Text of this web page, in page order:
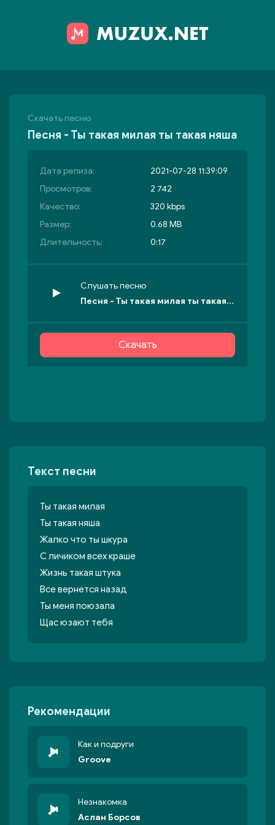
Скачать песню
Песня - Ты такая милая ты такая няша
Дата релиза:
2021-07-28 11:39:09
Просмотров:
2 742
Качество:
320 kbps
Размер:
0.68 MB
Длительность:
0:17
Слушать песню
Песня - Ты такая милая ты такая няша
Скачать
Текст песни
Ты такая милая
Ты такая няша
Жалко что ты шкура
С личиком всех краше
Жизнь такая штука
Все вернется назад
Ты меня поюзала
Щас юзают тебя
Рекомендации
Как и подруги
Groove
Незнакомка
Аслан Борсов